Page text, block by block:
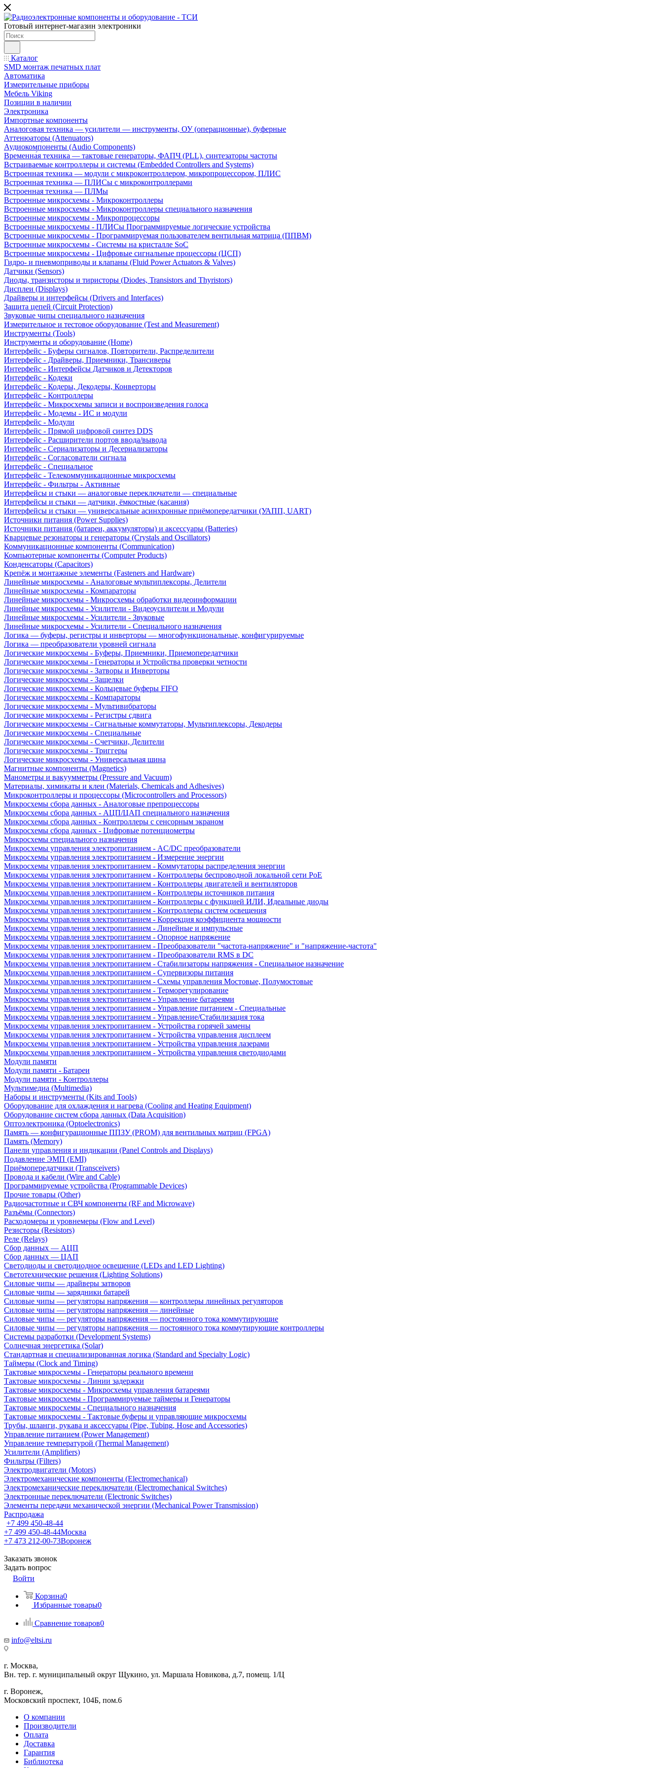
Готовый интернет-магазин электроники
Каталог
SMD монтаж печатных плат
Автоматика
Измерительные приборы
Мебель Viking
Позиции в наличии
Электроника
Импортные компоненты
Аналоговая техника — усилители — инструменты, ОУ (операционные), буферные
Аттенюаторы (Attenuators)
Аудиокомпоненты (Audio Components)
Временна́я техника — тактовые генераторы, ФАПЧ (PLL), синтезаторы частоты
Встраиваемые контроллеры и системы (Embedded Controllers and Systems)
Встроенная техника — модули с микроконтроллером, микропроцессором, ПЛИС
Встроенная техника — ПЛИСы с микроконтроллерами
Встроенная техника — ПЛМы
Встроенные микросхемы - Микроконтроллеры
Встроенные микросхемы - Микроконтроллеры специального назначения
Встроенные микросхемы - Микропроцессоры
Встроенные микросхемы - ПЛИСы Программируемые логические устройства
Встроенные микросхемы - Программируемая пользователем вентильная матрица (ППВМ)
Встроенные микросхемы - Системы на кристалле SoC
Встроенные микросхемы - Цифровые сигнальные процессоры (ЦСП)
Гидро- и пневмоприводы и клапаны (Fluid Power Actuators & Valves)
Датчики (Sensors)
Диоды, транзисторы и тиристоры (Diodes, Transistors and Thyristors)
Дисплеи (Displays)
Драйверы и интерфейсы (Drivers and Interfaces)
Защита цепей (Circuit Protection)
Звуковые чипы специального назначения
Измерительное и тестовое оборудование (Test and Measurement)
Инструменты (Tools)
Инструменты и оборудование (Home)
Интерфейс - Буферы сигналов, Повторители, Распределители
Интерфейс - Драйверы, Приемники, Трансиверы
Интерфейс - Интерфейсы Датчиков и Детекторов
Интерфейс - Кодеки
Интерфейс - Кодеры, Декодеры, Конверторы
Интерфейс - Контроллеры
Интерфейс - Микросхемы записи и воспроизведения голоса
Интерфейс - Модемы - ИС и модули
Интерфейс - Модули
Интерфейс - Прямой цифровой синтез DDS
Интерфейс - Расширители портов ввода/вывода
Интерфейс - Сериализаторы и Десериализаторы
Интерфейс - Согласователи сигнала
Интерфейс - Специальное
Интерфейс - Телекоммуникационные микросхемы
Интерфейс - Фильтры - Активные
Интерфейсы и стыки — аналоговые переключатели — специальные
Интерфейсы и стыки — датчики, ёмкостные (касания)
Интерфейсы и стыки — универсальные асинхронные приёмопередатчики (УАПП, UART)
Источники питания (Power Supplies)
Источники питания (батареи, аккумуляторы) и аксессуары (Batteries)
Кварцевые резонаторы и генераторы (Crystals and Oscillators)
Коммуникационные компоненты (Communication)
Компьютерные компоненты (Computer Products)
Конденсаторы (Capacitors)
Крепёж и монтажные элементы (Fasteners and Hardware)
Линейные микросхемы - Аналоговые мультиплексоры, Делители
Линейные микросхемы - Компараторы
Линейные микросхемы - Микросхемы обработки видеоинформации
Линейные микросхемы - Усилители - Видеоусилители и Модули
Линейные микросхемы - Усилители - Звуковые
Линейные микросхемы - Усилители - Специального назначения
Логика — буферы, регистры и инверторы — многофункциональные, конфигурируемые
Логика — преобразователи уровней сигнала
Логические микросхемы - Буферы, Приемники, Приемопередатчики
Логические микросхемы - Генераторы и Устройства проверки четности
Логические микросхемы - Затворы и Инверторы
Логические микросхемы - Защелки
Логические микросхемы - Кольцевые буферы FIFO
Логические микросхемы - Компараторы
Логические микросхемы - Мультивибраторы
Логические микросхемы - Регистры сдвига
Логические микросхемы - Сигнальные коммутаторы, Мультиплексоры, Декодеры
Логические микросхемы - Специальные
Логические микросхемы - Счетчики, Делители
Логические микросхемы - Триггеры
Логические микросхемы - Универсальная шина
Магнитные компоненты (Magnetics)
Манометры и вакуумметры (Pressure and Vacuum)
Материалы, химикаты и клеи (Materials, Chemicals and Adhesives)
Микроконтроллеры и процессоры (Microcontrollers and Processors)
Микросхемы сбора данных - Аналоговые препроцессоры
Микросхемы сбора данных - АЦП/ЦАП специального назначения
Микросхемы сбора данных - Контроллеры с сенсорным экраном
Микросхемы сбора данных - Цифровые потенциометры
Микросхемы специального назначения
Микросхемы управления электропитанием - AC/DC преобразователи
Микросхемы управления электропитанием - Измерение энергии
Микросхемы управления электропитанием - Коммутаторы распределения энергии
Микросхемы управления электропитанием - Контроллеры беспроводной локальной сети PoE
Микросхемы управления электропитанием - Контроллеры двигателей и вентиляторов
Микросхемы управления электропитанием - Контроллеры источников питания
Микросхемы управления электропитанием - Контроллеры с функцией ИЛИ, Идеальные диоды
Микросхемы управления электропитанием - Контроллеры систем освещения
Микросхемы управления электропитанием - Коррекция коэффициента мощности
Микросхемы управления электропитанием - Линейные и импульсные
Микросхемы управления электропитанием - Опорное напряжение
Микросхемы управления электропитанием - Преобразователи "частота-напряжение" и "напряжение-частота"
Микросхемы управления электропитанием - Преобразователи RMS в DC
Микросхемы управления электропитанием - Стабилизаторы напряжения - Специальное назначение
Микросхемы управления электропитанием - Супервизоры питания
Микросхемы управления электропитанием - Схемы управления Мостовые, Полумостовые
Микросхемы управления электропитанием - Терморегулирование
Микросхемы управления электропитанием - Управление батареями
Микросхемы управления электропитанием - Управление питанием - Специальные
Микросхемы управления электропитанием - Управление/Стабилизация тока
Микросхемы управления электропитанием - Устройства горячей замены
Микросхемы управления электропитанием - Устройства управления дисплеем
Микросхемы управления электропитанием - Устройства управления лазерами
Микросхемы управления электропитанием - Устройства управления светодиодами
Модули памяти
Модули памяти - Батареи
Модули памяти - Контроллеры
Мультимедиа (Multimedia)
Наборы и инструменты (Kits and Tools)
Оборудование для охлаждения и нагрева (Cooling and Heating Equipment)
Оборудование систем сбора данных (Data Acquisition)
Оптоэлектроника (Optoelectronics)
Память — конфигурационные ППЗУ (PROM) для вентильных матриц (FPGA)
Память (Memory)
Панели управления и индикации (Panel Controls and Displays)
Подавление ЭМП (EMI)
Приёмопередатчики (Transceivers)
Провода и кабели (Wire and Cable)
Программируемые устройства (Programmable Devices)
Прочие товары (Other)
Радиочастотные и СВЧ компоненты (RF and Microwave)
Разъёмы (Connectors)
Расходомеры и уровнемеры (Flow and Level)
Резисторы (Resistors)
Реле (Relays)
Сбор данных — АЦП
Сбор данных — ЦАП
Светодиоды и светодиодное освещение (LEDs and LED Lighting)
Светотехнические решения (Lighting Solutions)
Силовые чипы — драйверы затворов
Силовые чипы — зарядники батарей
Силовые чипы — регуляторы напряжения — контроллеры линейных регуляторов
Силовые чипы — регуляторы напряжения — линейные
Силовые чипы — регуляторы напряжения — постоянного тока коммутирующие
Силовые чипы — регуляторы напряжения — постоянного тока коммутирующие контроллеры
Системы разработки (Development Systems)
Солнечная энергетика (Solar)
Стандартная и специализированная логика (Standard and Specialty Logic)
Таймеры (Clock and Timing)
Тактовые микросхемы - Генераторы реального времени
Тактовые микросхемы - Линии задержки
Тактовые микросхемы - Микросхемы управления батареями
Тактовые микросхемы - Программируемые таймеры и Генераторы
Тактовые микросхемы - Специального назначения
Тактовые микросхемы - Тактовые буферы и управляющие микросхемы
Трубы, шланги, рукава и аксессуары (Pipe, Tubing, Hose and Accessories)
Управление питанием (Power Management)
Управление температурой (Thermal Management)
Усилители (Amplifiers)
Фильтры (Filters)
Электродвигатели (Motors)
Электромеханические компоненты (Electromechanical)
Электромеханические переключатели (Electromechanical Switches)
Электронные переключатели (Electronic Switches)
Элементы передачи механической энергии (Mechanical Power Transmission)
Распродажа
+7 499 450-48-44
+7 499 450-48-44Москва
+7 473 212-00-73Воронеж
Заказать звонок
Задать вопрос
Войти
Корзина0
Избранные товары0
Сравнение товаров0
info@eltsi.ru
г. Москва,
Вн. тер. г. муниципальный округ Щукино, ул. Маршала Новикова, д.7, помещ. 1/Ц
г. Воронеж,
​Московский проспект, 104Б, пом.6
О компании
Производители
Оплата
Доставка
Гарантия
Библиотека